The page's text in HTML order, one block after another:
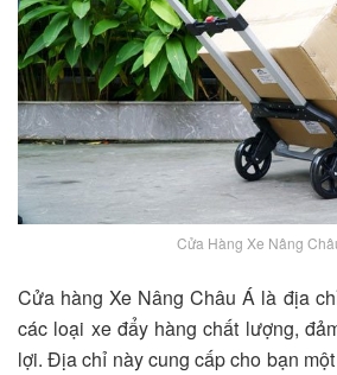
Cửa Hàng Xe Nâng
Cửa hàng Xe Nâng Châu Á là địa
các loại xe đẩy hàng chất lượng,
lợi. Địa chỉ này cung cấp cho bạn